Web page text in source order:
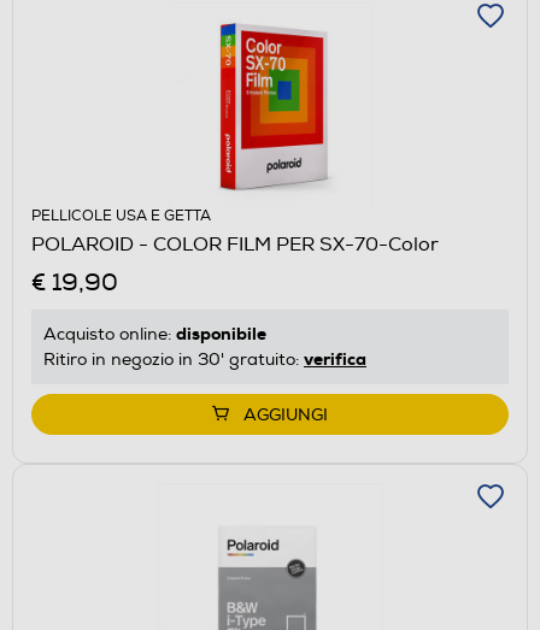
PELLICOLE USA E GETTA
POLAROID - COLOR FILM PER SX-70-Color
€ 19,90
Acquisto online: disponibile
Ritiro in negozio in 30' gratuito: verifica
AGGIUNGI